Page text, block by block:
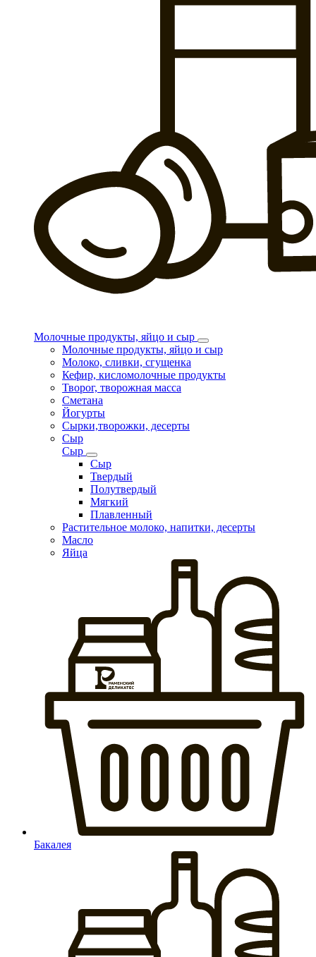
Молочные продукты, яйцо и сыр
Молочные продукты, яйцо и сыр
Молоко, сливки, сгущенка
Кефир, кисломолочные продукты
Творог, творожная масса
Сметана
Йогурты
Сырки,творожки, десерты
Сыр
Сыр
Сыр
Твердый
Полутвердый
Мягкий
Плавленный
Растительное молоко, напитки, десерты
Масло
Яйца
Бакалея